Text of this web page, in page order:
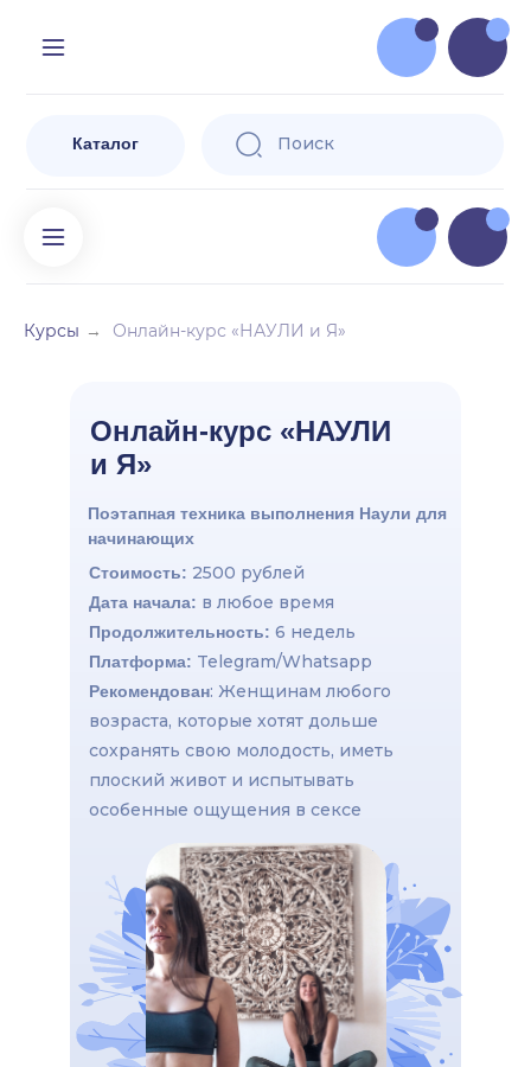
Каталог Поиск
и за ее
Курсы → Онлайн-курс «НАУЛИ и Я»
Онлайн-курс «НАУЛИ
и Я»
Стоимость: 2500 рублей
Дата начала: в любое время
Продолжительность: 6 недель
Платформа: Telegram/Whatsapp
Рекомендован: Женщинам любого
возраста, которые хотят дольше
сохранять свою молодость, иметь
плоский живот и испытывать
особенные ощущения в сексе
Поэтапная техника выполнения Наули для
начинающих